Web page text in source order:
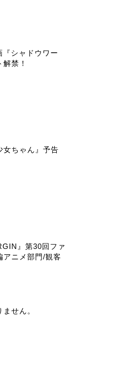
シャドウワー
禁！
女ちゃん』予告
』第30回ファ
アニメ部門/観客
せん。